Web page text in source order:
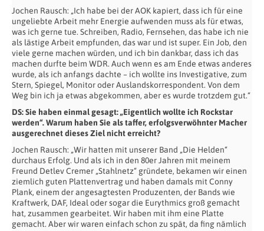
Jochen Rausch: „Ich habe bei der AOK kapiert, dass ich für eine
ungeliebte Arbeit mehr Energie aufwenden muss als für etwas,
was ich gerne tue. Schreiben, Radio, Fernsehen, das habe ich nie
als lästige Arbeit empfunden, das war und ist super. Ein Job, den
viele gerne machen würden, und ich bin dankbar, dass ich das
machen durfte beim WDR. Auch wenn es am Ende etwas anderes
wurde, als ich anfangs dachte – ich wollte ins Investigative, zum
Stern, Spiegel, Monitor oder Auslandskorrespondent. Von dem
Weg bin ich ja etwas abgekommen, aber es wurde trotzdem gut.“
DS: Sie haben einmal gesagt: „Eigentlich wollte ich Rockstar
werden“. Warum haben Sie als taffer, erfolgsverwöhnter Macher
ausgerechnet dieses Ziel nicht erreicht?
Jochen Rausch: „Wir hatten mit unserer Band „Die Helden“
durchaus Erfolg. Und als ich in den 80er Jahren mit meinem
Freund Detlev Cremer „Stahlnetz“ gründete, bekamen wir einen
ziemlich guten Plattenvertrag und haben damals mit Conny
Plank, einem der angesagtesten Produzenten, der Bands wie
Kraftwerk, DAF, Ideal oder sogar die Eurythmics groß gemacht
hat, zusammen gearbeitet. Wir haben mit ihm eine Platte
gemacht. Aber wir waren einfach schon zu spät, da fing nämlich